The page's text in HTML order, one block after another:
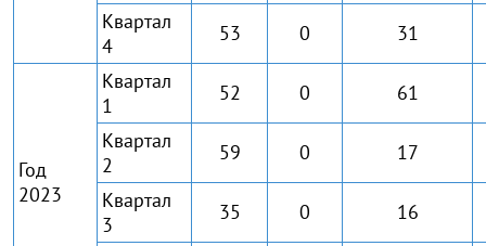
Квартал
4
53 0 31
Год
2023
Квартал
1
52 0
61
Квартал
2
59 0
17
Квартал
3
35 0
16